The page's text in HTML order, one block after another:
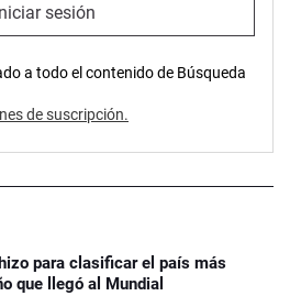
sesión
a todo el contenido de Búsqueda
de suscripción.
para clasificar el país más
que llegó al Mundial